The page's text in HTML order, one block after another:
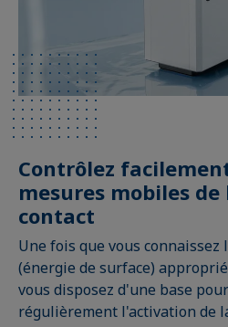
Contrôlez
mesures mobiles de
contact
Une fois que vous connaissez
(énergie de surface)
vous disposez d'une base
régulièrement l'activation de